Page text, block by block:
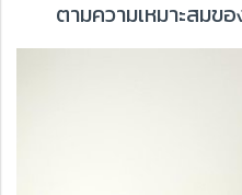
ตามความเหมาะสมข